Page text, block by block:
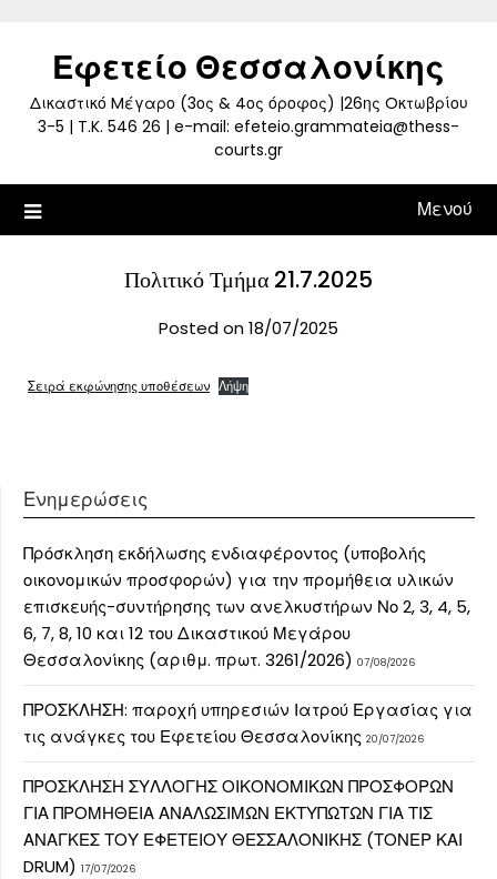
contentΕφετείο Θεσσαλονίκης
Δικαστικό Mέγαρο (3ος & 4ος όροφος) |26ης Oκτωβρίου
3-5 | T.K. 546 26 | e-mail: efeteio.grammateia@thess-
courts.gr
Μενού
Πολιτικό Τμήμα 21.7.2025
Posted on 18/07/2025
Σειρά εκφώνησης υποθέσεων Λήψη
Ενημερώσεις
Πρόσκληση εκδήλωσης ενδιαφέροντος (υποβολής
οικονομικών προσφορών) για την προμήθεια υλικών
επισκευής-συντήρησης των ανελκυστήρων Νο 2, 3, 4, 5,
6, 7, 8, 10 και 12 του Δικαστικού Μεγάρου
Θεσσαλονίκης (αριθμ. πρωτ. 3261/2026) 07/08/2026
ΠΡΟΣΚΛΗΣΗ: παροχή υπηρεσιών Ιατρού Εργασίας για
τις ανάγκες του Εφετείου Θεσσαλονίκης 20/07/2026
ΠΡΟΣΚΛΗΣΗ ΣΥΛΛΟΓΗΣ ΟΙΚΟΝΟΜΙΚΩΝ ΠΡΟΣΦΟΡΩΝ
ΓΙΑ ΠΡΟΜΗΘΕΙΑ ΑΝΑΛΩΣΙΜΩΝ ΕΚΤΥΠΩΤΩΝ ΓΙΑ ΤΙΣ
ΑΝΑΓΚΕΣ ΤΟΥ ΕΦΕΤΕΙΟΥ ΘΕΣΣΑΛΟΝΙΚΗΣ (ΤΟΝΕΡ ΚΑΙ
DRUM) 17/07/2026